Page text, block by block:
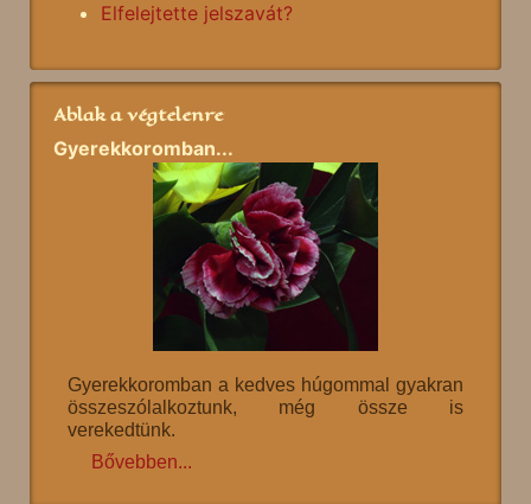
Elfelejtette jelszavát?
Ablak a végtelenre
Gyerekkoromban...
Gyerekkoromban a kedves húgommal gyakran
összeszólalkoztunk, még össze is
verekedtünk.
Bővebben...